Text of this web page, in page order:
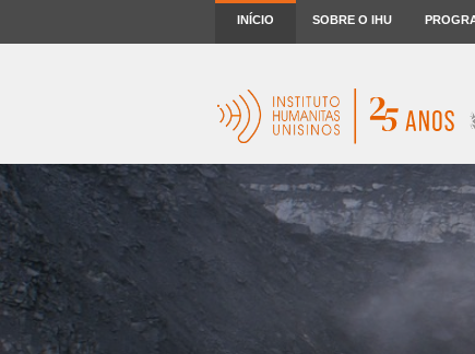
INÍCIO SOBRE O IHU